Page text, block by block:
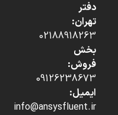
دفتر
تهران:
02188918263
بخش
فروش:
09126238673
ایمیل:
info@ansysfluent.ir